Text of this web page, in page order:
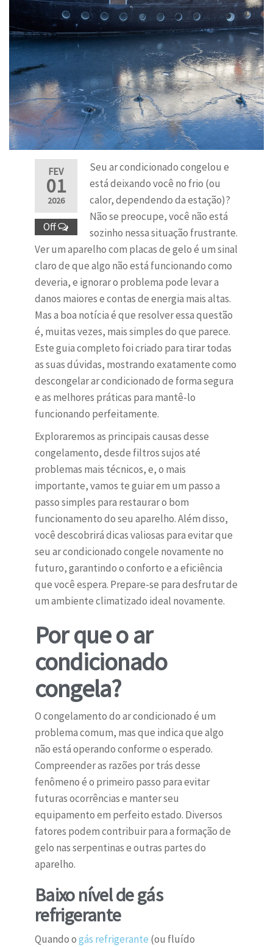
FEV
01
2026
Off
Seu ar condicionado congelou e
está deixando você no frio (ou
calor, dependendo da estação)?
Não se preocupe, você não está
sozinho nessa situação frustrante.
Ver um aparelho com placas de gelo é um sinal
claro de que algo não está funcionando como
deveria, e ignorar o problema pode levar a
danos maiores e contas de energia mais altas.
Mas a boa notícia é que resolver essa questão
é, muitas vezes, mais simples do que parece.
Este guia completo foi criado para tirar todas
as suas dúvidas, mostrando exatamente como
descongelar ar condicionado de forma segura
e as melhores práticas para mantê-lo
funcionando perfeitamente.
Exploraremos as principais causas desse
congelamento, desde filtros sujos até
problemas mais técnicos, e, o mais
importante, vamos te guiar em um passo a
passo simples para restaurar o bom
funcionamento do seu aparelho. Além disso,
você descobrirá dicas valiosas para evitar que
seu ar condicionado congele novamente no
futuro, garantindo o conforto e a eficiência
que você espera. Prepare-se para desfrutar de
um ambiente climatizado ideal novamente.
Por que o ar
condicionado
congela?
O congelamento do ar condicionado é um
problema comum, mas que indica que algo
não está operando conforme o esperado.
Compreender as razões por trás desse
fenômeno é o primeiro passo para evitar
futuras ocorrências e manter seu
equipamento em perfeito estado. Diversos
fatores podem contribuir para a formação de
gelo nas serpentinas e outras partes do
aparelho.
Baixo nível de gás
refrigerante
Quando ogás refrigerante (ou fluído